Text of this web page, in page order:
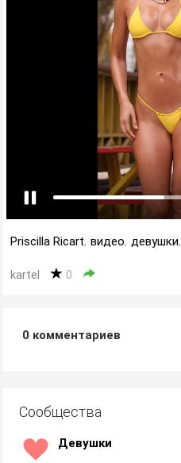
Priscilla Ricart, видео, девушки,
kartel 0
0 комментариев
Сообщества
Девушки